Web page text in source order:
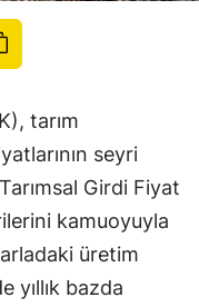
tarım
seyri
Girdi Fiyat
kamuoyuyla
üretim
yıllık bazda